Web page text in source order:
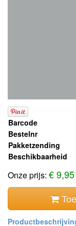
Barcode
Bestelnr
Pakketzending
Beschikbaarheid
Onze prijs: € 9,95